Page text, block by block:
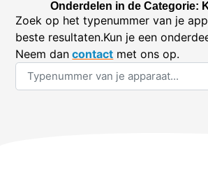
Onderdelen in de Categorie:
Zoek op het typenummer van je
beste resultaten.Kun je een
Neem dan contact met ons op.